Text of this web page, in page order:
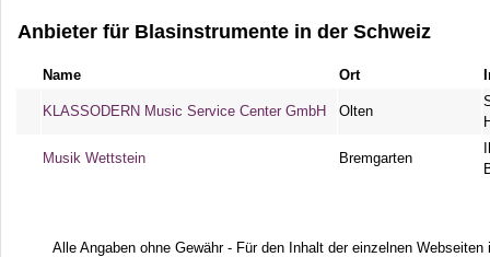
Anbieter für Blasinstrumente in der Schweiz
Name Ort
KLASSODERN Music Service Center GmbH Olten
Musik Wettstein Bremgarten
Alle Angaben ohne Gewähr - Für den Inhalt der einzelnen Webseiten